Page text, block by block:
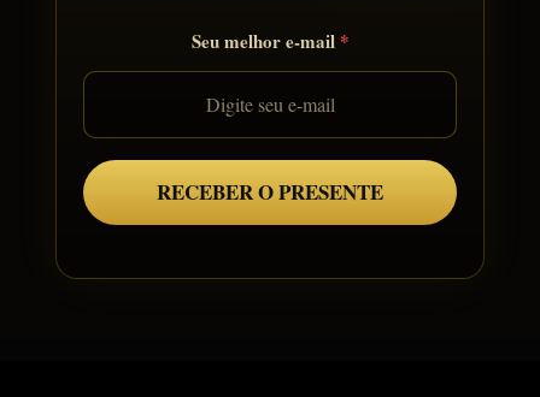
Seu melhor e-mail
RECEBER O PRESENTE